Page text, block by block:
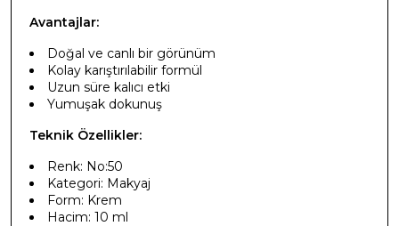
Avantajlar:
Doğal ve canlı bir görünüm
Kolay karıştırılabilir formül
Uzun süre kalıcı etki
Yumuşak dokunuş
Teknik Özellikler:
Renk: No:50
Kategori: Makyaj
Form: Krem
Hacim: 10 ml